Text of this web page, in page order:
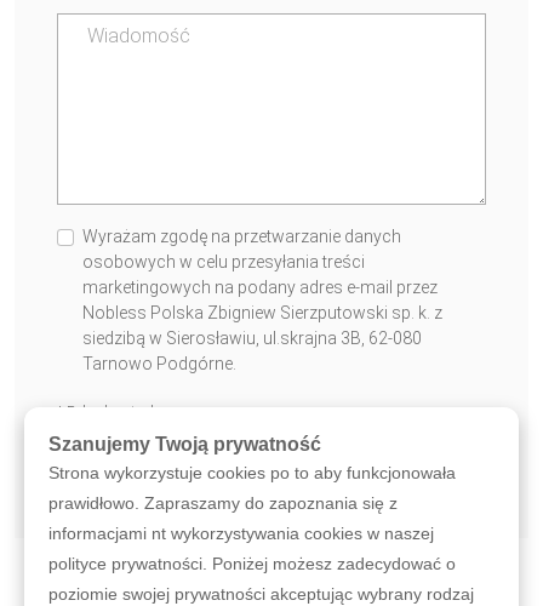
Wyrażam zgodę na przetwarzanie danych
osobowych w celu przesyłania treści
marketingowych na podany adres e-mail przez
Nobless Polska Zbigniew Sierzputowski sp. k. z
siedzibą w Sierosławiu, ul.skrajna 3B, 62-080
Tarnowo Podgórne.
* Pole obowiązkowe
WYŚLIJ WIADOMOŚĆ
Szanujemy Twoją prywatność
Strona wykorzystuje cookies po to aby funkcjonowała
prawidłowo. Zapraszamy do zapoznania się z
informacjami nt wykorzystywania cookies w naszej
polityce prywatności. Poniżej możesz zadecydować o
poziomie swojej prywatności akceptując wybrany rodzaj